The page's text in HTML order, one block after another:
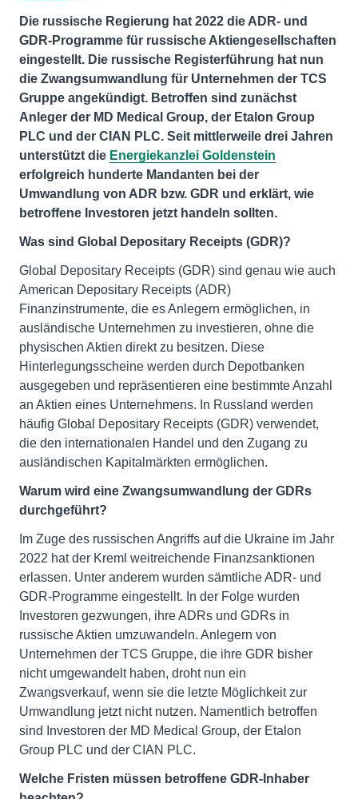
Die russische Regierung hat 2022 die ADR- und
GDR-Programme für russische Aktiengesellschaften
eingestellt. Die russische Registerführung hat nun
die Zwangsumwandlung für Unternehmen der TCS
Gruppe angekündigt. Betroffen sind zunächst
Anleger der MD Medical Group, der Etalon Group
PLC und der CIAN PLC. Seit mittlerweile drei Jahren
unterstützt die Energiekanzlei Goldenstein
erfolgreich hunderte Mandanten bei der
Umwandlung von ADR bzw. GDR und erklärt, wie
betroffene Investoren jetzt handeln sollten.
Was sind Global Depositary Receipts (GDR)?
Global Depositary Receipts (GDR) sind genau wie auch
American Depositary Receipts (ADR)
Finanzinstrumente, die es Anlegern ermöglichen, in
ausländische Unternehmen zu investieren, ohne die
physischen Aktien direkt zu besitzen. Diese
Hinterlegungsscheine werden durch Depotbanken
ausgegeben und repräsentieren eine bestimmte Anzahl
an Aktien eines Unternehmens. In Russland werden
häufig Global Depositary Receipts (GDR) verwendet,
die den internationalen Handel und den Zugang zu
ausländischen Kapitalmärkten ermöglichen.
Warum wird eine Zwangsumwandlung der GDRs
durchgeführt?
Im Zuge des russischen Angriffs auf die Ukraine im Jahr
2022 hat der Kreml weitreichende Finanzsanktionen
erlassen. Unter anderem wurden sämtliche ADR- und
GDR-Programme eingestellt. In der Folge wurden
Investoren gezwungen, ihre ADRs und GDRs in
russische Aktien umzuwandeln. Anlegern von
Unternehmen der TCS Gruppe, die ihre GDR bisher
nicht umgewandelt haben, droht nun ein
Zwangsverkauf, wenn sie die letzte Möglichkeit zur
Umwandlung jetzt nicht nutzen. Namentlich betroffen
sind Investoren der MD Medical Group, der Etalon
Group PLC und der CIAN PLC.
Welche Fristen müssen betroffene GDR-Inhaber